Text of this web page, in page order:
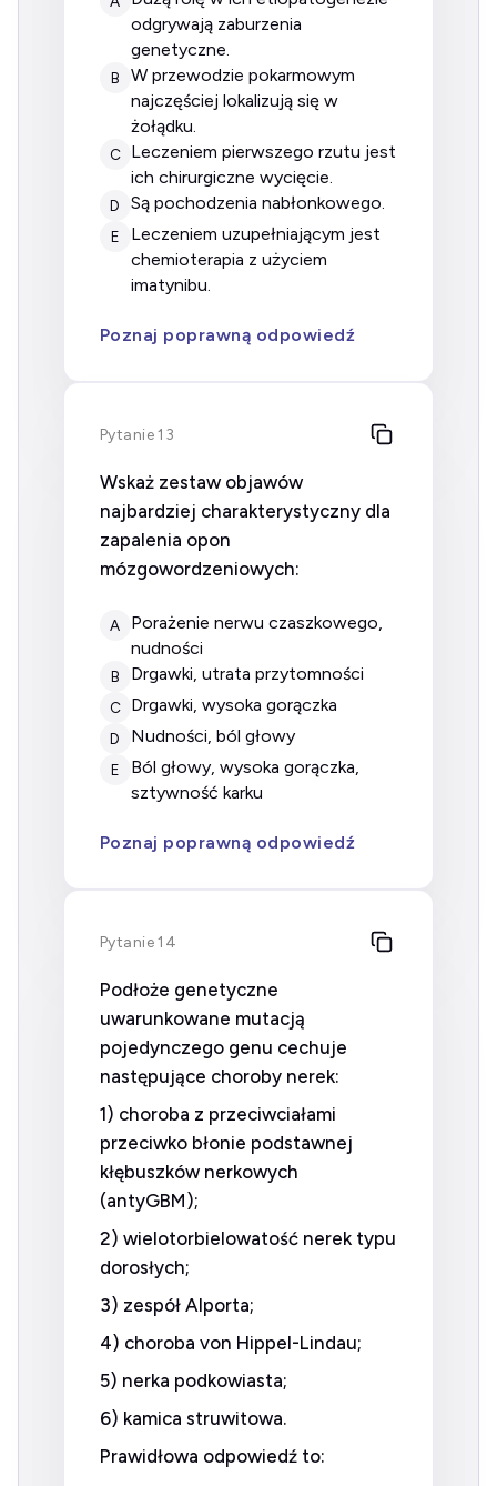
odgrywają zaburzenia
genetyczne.
B
w przewodzie pokarmowym
najczęściej lokalizują się w
żołądku.
C
leczeniem pierwszego rzutu jest
ich chirurgiczne wycięcie.
D są pochodzenia nabłonkowego.
E
leczeniem uzupełniającym jest
chemioterapia z użyciem
imatynibu.
Poznaj poprawną odpowiedź
Pytanie 13
Wskaż zestaw objawów
najbardziej charakterystyczny dla
zapalenia opon
mózgowordzeniowych:
A
porażenie nerwu czaszkowego,
nudności
B drgawki, utrata przytomności
C drgawki, wysoka gorączka
D nudności, ból głowy
E
ból głowy, wysoka gorączka,
sztywność karku
Poznaj poprawną odpowiedź
Pytanie 14
Podłoże genetyczne
uwarunkowane mutacją
pojedynczego genu cechuje
następujące choroby nerek:
1) choroba z przeciwciałami
przeciwko błonie podstawnej
kłębuszków nerkowych
(antyGBM);
2) wielotorbielowatość nerek typu
dorosłych;
3) zespół Alporta;
4) choroba von Hippel-Lindau;
5) nerka podkowiasta;
6) kamica struwitowa.
Prawidłowa odpowiedź to: